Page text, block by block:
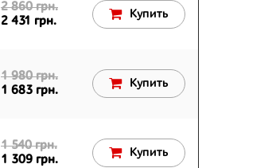
2 860 грн.
2 431 грн.
Купить
1 980 грн.
1 683 грн.
Купить
1 540 грн.
1 309 грн.
Купить